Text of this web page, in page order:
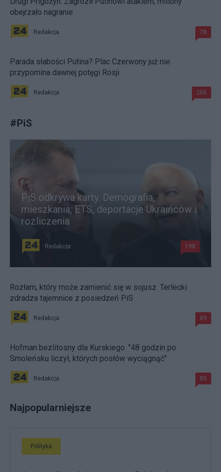
obejrzało nagranie
Redakcja 78
Parada słabości Putina? Plac Czerwony już nie
przypomina dawnej potęgi Rosji
Redakcja 206
#PiS
PiS odkrywa karty. Demografia,
mieszkania, ETS, deportacje Ukraińców i
rozliczenia
Redakcja 198
Rozłam, który może zamienić się w sojusz. Terlecki
zdradza tajemnice z posiedzeń PiS
Redakcja 89
Hofman bezlitosny dla Kurskiego. "48 godzin po
Smoleńsku liczył, których posłów wyciągnąć"
Redakcja 85
Najpopularniejsze
Polityka